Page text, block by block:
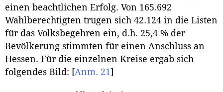
einen beachtlichen Erfolg. Von 165.692
Wahlberechtigten trugen sich 42.124 in die Listen
für das Volksbegehren ein, d.h. 25,4 % der
Bevölkerung stimmten für einen Anschluss an
Hessen. Für die einzelnen Kreise ergab sich
folgendes Bild: [Anm. 21]